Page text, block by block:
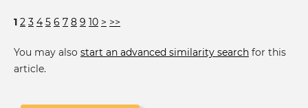
1 2 3 4 5 6 7 8 9 10 > >>
You may also start an advanced similarity searchfor this
article.